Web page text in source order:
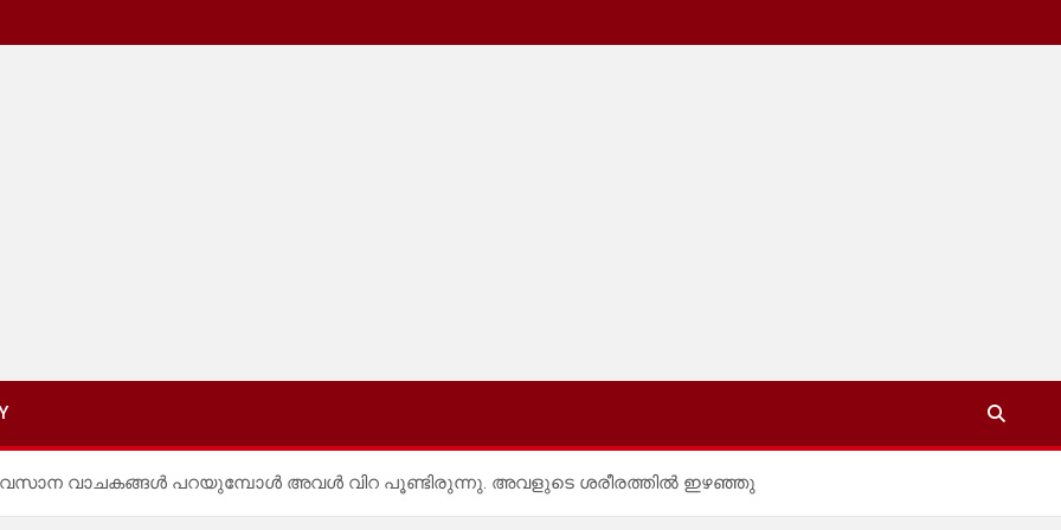
അവസാന വാചകങ്ങൾ പറയുമ്പോൾ അവൾ വിറ പൂണ്ടിരുന്നു. അവളുടെ ശരീരത്തിൽ ഇഴഞ്ഞു